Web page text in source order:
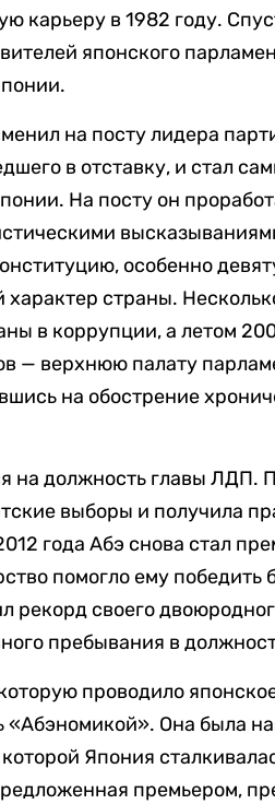
карьеру в 1982 году.
японского
на посту лидера
в отставку, и стал
На посту он
особенно
страны.
в коррупции, а летом
— верхнюю палату
на обострение
на должность главы ЛДП.
выборы и получила
года Абэ снова стал
помогло ему
рекорд своего
пребывания в
проводило
«Абэномикой». Она была
Япония
премьером,